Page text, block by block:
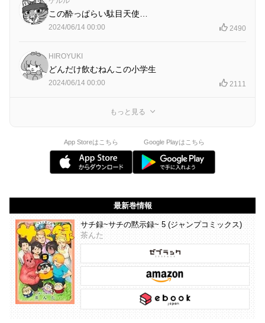
この酔っぱらい駄目天使…
2024/06/14 00:00 2490
HIROYUKI
どんだけ飲むねんこの小学生
2024/06/14 00:00 2111
もっと見る
App Storeはこちら Google Playはこちら
最新巻情報
サチ録~サチの黙示録~ 5 (ジャンプコミックス)
茶んた